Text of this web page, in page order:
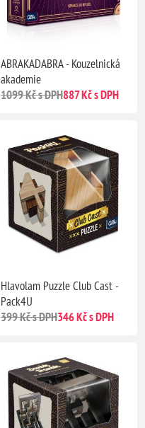
ABRAKADABRA - Kouzelnická
akademie
1099 Kč s DPH887 Kč s DPH
Hlavolam Puzzle Club Cast -
Pack4U
399 Kč s DPH346 Kč s DPH